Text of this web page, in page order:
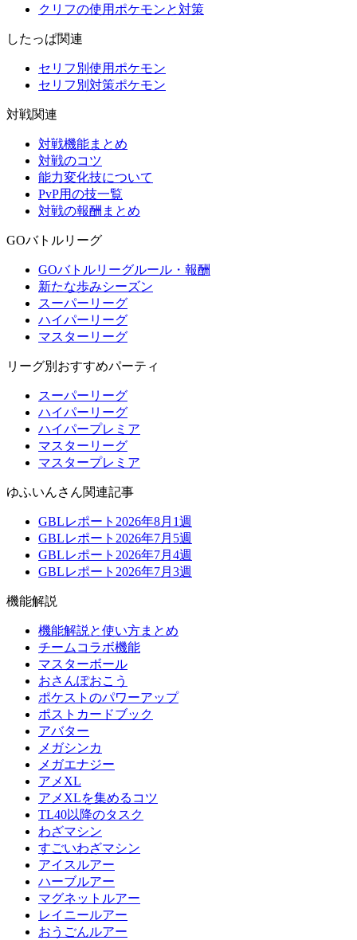
クリフの使用ポケモンと対策
したっぱ関連
セリフ別使用ポケモン
セリフ別対策ポケモン
対戦関連
対戦機能まとめ
対戦のコツ
能力変化技について
PvP用の技一覧
対戦の報酬まとめ
GOバトルリーグ
GOバトルリーグルール・報酬
新たな歩みシーズン
スーパーリーグ
ハイパーリーグ
マスターリーグ
リーグ別おすすめパーティ
スーパーリーグ
ハイパーリーグ
ハイパープレミア
マスターリーグ
マスタープレミア
ゆふいんさん関連記事
GBLレポート2026年8月1週
GBLレポート2026年7月5週
GBLレポート2026年7月4週
GBLレポート2026年7月3週
機能解説
機能解説と使い方まとめ
チームコラボ機能
マスターボール
おさんぽおこう
ポケストのパワーアップ
ポストカードブック
アバター
メガシンカ
メガエナジー
アメXL
アメXLを集めるコツ
TL40以降のタスク
わざマシン
すごいわざマシン
アイスルアー
ハーブルアー
マグネットルアー
レイニールアー
おうごんルアー